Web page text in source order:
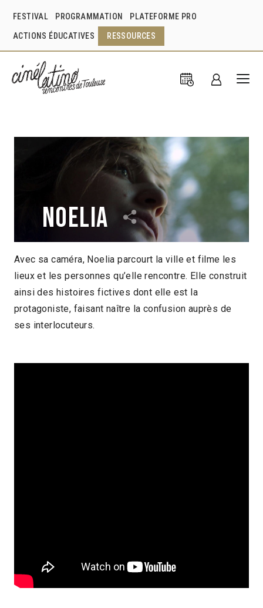
FESTIVAL PROGRAMMATION PLATEFORME PRO
ACTIONS ÉDUCATIVES RESSOURCES
Noelia
María Alche Argentine 2012
14min
2013 > Compétition Court-métrage
Avec sa caméra, Noelia parcourt la ville et filme les
lieux et les personnes qu’elle rencontre. Elle construit
ainsi des histoires fictives dont elle est la
protagoniste, faisant naître la confusion auprès de
ses interlocuteurs.